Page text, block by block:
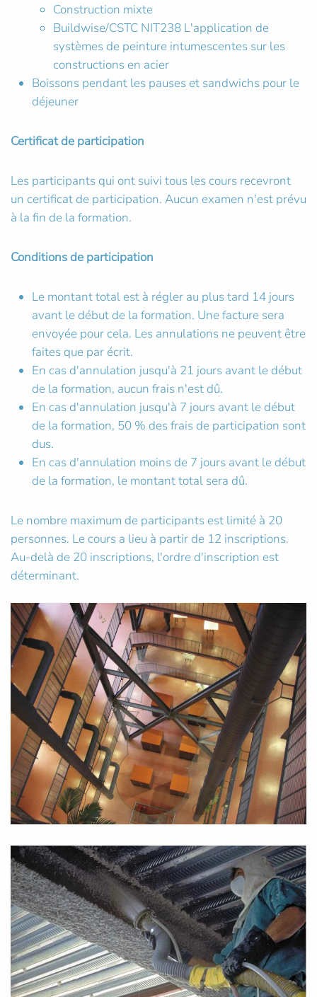
Construction mixte
Buildwise/CSTC NIT238 L'application de
systèmes de peinture intumescentes sur les
constructions en acier
Boissons pendant les pauses et sandwichs pour le
déjeuner
Certificat de participation
Les participants qui ont suivi tous les cours recevront
un certificat de participation. Aucun examen n'est prévu
à la fin de la formation.
Conditions de participation
Le montant total est à régler au plus tard 14 jours
avant le début de la formation. Une facture sera
envoyée pour cela. Les annulations ne peuvent être
faites que par écrit.
En cas d'annulation jusqu'à 21 jours avant le début
de la formation, aucun frais n'est dû.
En cas d'annulation jusqu'à 7 jours avant le début
de la formation, 50 % des frais de participation sont
dus.
En cas d'annulation moins de 7 jours avant le début
de la formation, le montant total sera dû.
Le nombre maximum de participants est limité à 20
personnes. Le cours a lieu à partir de 12 inscriptions.
Au-delà de 20 inscriptions, l'ordre d'inscription est
déterminant.